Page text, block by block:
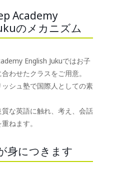
Academy
のメカニズム
English Jukuではお子
わせたクラスをご用意。
シュ塾で国際人としての素
な英語に触れ、考え、会話
ねます。
身につきます